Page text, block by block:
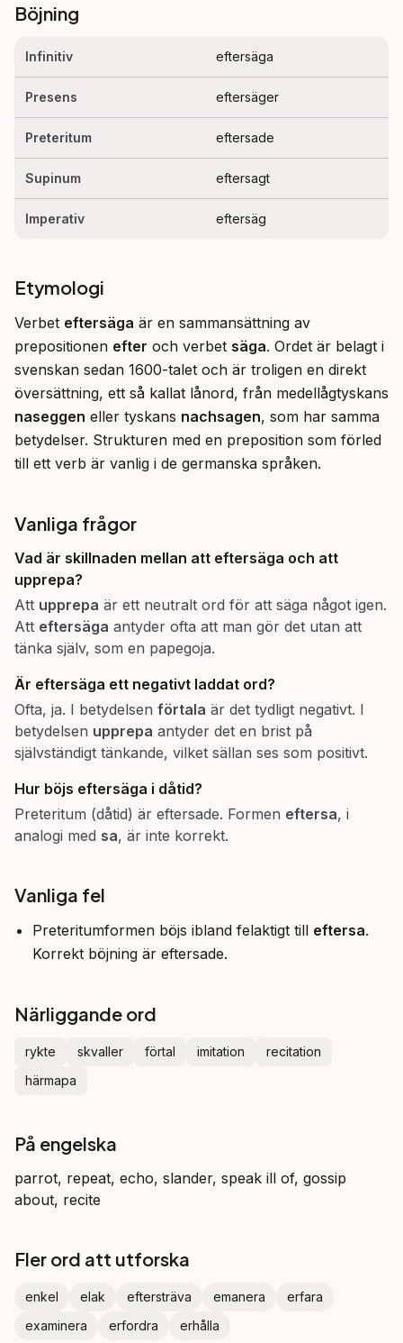
Böjning
Infinitiv eftersäga
Presens eftersäger
Preteritum eftersade
Supinum eftersagt
Imperativ eftersäg
Etymologi
Verbet eftersäga är en sammansättning av
prepositionen efter och verbet säga. Ordet är belagt i
svenskan sedan 1600-talet och är troligen en direkt
naseggen eller tyskans nachsagen, som har samma
betydelser. Strukturen med en preposition som förled
till ett verb är vanlig i de germanska språken.
Vanliga frågor
Vad är skillnaden mellan att eftersäga och att
upprepa?
Att upprepa är ett neutralt ord för att säga något igen.
Att eftersäga antyder ofta att man gör det utan att
tänka själv, som en papegoja.
Är eftersäga ett negativt laddat ord?
Ofta, ja. I betydelsen förtala är det tydligt negativt. I
betydelsen upprepa antyder det en brist på
självständigt tänkande, vilket sällan ses som positivt.
Hur böjs eftersäga i dåtid?
Preteritum (dåtid) är eftersade. Formen eftersa, i
analogi med sa, är inte korrekt.
Vanliga fel
Preteritumformen böjs ibland felaktigt till eftersa.
Korrekt böjning är eftersade.
Närliggande ord
rykte skvaller förtal imitation
recitation
härmapa
På engelska
parrot, repeat, echo, slander, speak ill of, gossip
about, recite
Fler ord att utforska
enkel elak eftersträva emanera
erfara
examinera
erfordra erhålla